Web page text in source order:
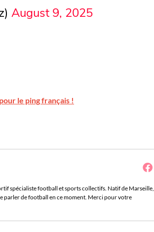
August 9, 2025
le ping français !
spécialiste football et sports collectifs. Natif de Marseille,
parler de football en ce moment. Merci pour votre